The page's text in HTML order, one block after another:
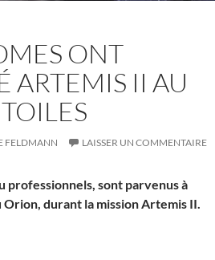
ONT
ARTEMIS II AU
FELDMANN LAISSER UN COMMENTAIRE
professionnels, sont parvenus à
durant la mission Artemis II.